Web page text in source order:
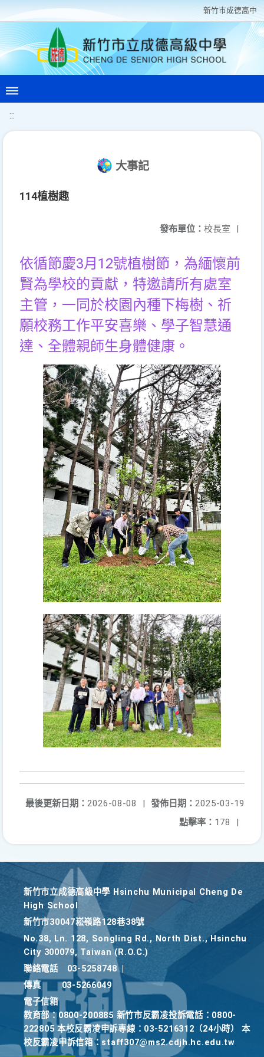
新竹巿成德高中
:::
大事記
114植樹趣
發布單位： 校長室 |
依循節慶3月12號植樹節，為緬懷前
賢為學校的貢獻，特邀請所有處室
主管，一同於校園內種下梅樹、祈
願校務工作平安喜樂、學子智慧通
達、全體親師生身體健康。
發佈日期： 2025-03-19
最後更新日期： 2026-08-08
|
點擊率： 178 |
新竹巿立成德高級中學 Hsinchu Municipal Cheng De
High School
新竹巿30047崧嶺路128巷38號
No.38, Ln. 128, Songling Rd., North Dist., Hsinchu
City 300079, Taiwan (R.O.C.)
聯絡電話
03-5258748
傳真
03-5266049
電子信箱
教育部：0800-200885 新竹市反霸凌投訴電話：0800-
222805 本校反霸凌申訴專線：03-5216312（24小時） 本
校反霸凌申訴信箱：staff307@ms2.cdjh.hc.edu.tw